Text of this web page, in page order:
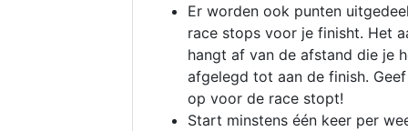
Er worden ook punten
race stops voor je finisht. Het
hangt af van de afstand die je
afgelegd tot aan de finish.
op voor de race stopt!
Start minstens één keer per